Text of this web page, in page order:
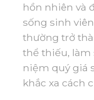
hồn nhiên và
sống sinh
thường trở
thể thiếu, làm
niệm quý giá
khắc xa cách